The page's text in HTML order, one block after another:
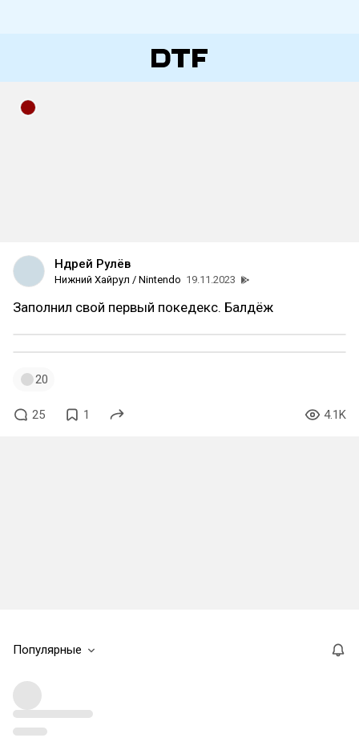
Ндрей Рулёв
Нижний Хайрул / Nintendo 19.11.2023
Заполнил свой первый покедекс. Балдёж
20
25 1 4.1K
Популярные